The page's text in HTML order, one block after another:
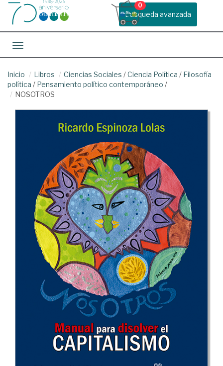
Busqueda avanzada
0
Toggle navigation
Inicio Libros Ciencias Sociales /Ciencia Política / Filosofía
política / Pensamiento político contemporáneo /
NOSOTROS